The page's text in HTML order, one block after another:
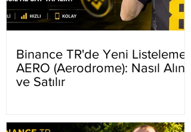
Binance TR'de Yeni Listeleme
AERO (Aerodrome): Nasıl Alınır
ve Satılır